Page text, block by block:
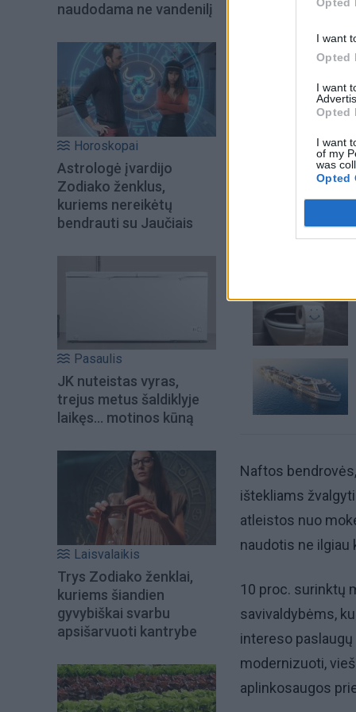
I want
Opted
I want
Opted
I want
of my
was
Opted
naudodama ne vandenilį
Horoskopai
Astrologė įvardijo
Zodiako ženklus,
kuriems nereikėtų
bendrauti su Jaučiais
Pasaulis
JK nuteistas vyras,
trejus metus šaldiklyje
laikęs... motinos kūną
Laisvalaikis
Trys Zodiako ženklai,
kuriems šiandien
gyvybiškai svarbu
apsišarvuoti kantrybe
Naftos
ištekliams
atleistos nuo
naudotis ne ilgiau
10 proc. surinktų
savivaldybėms,
intereso
modernizuoti,
aplinkosaugos